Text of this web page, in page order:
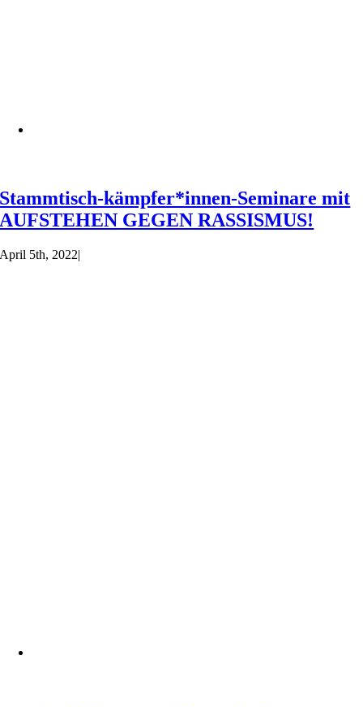
Stammtisch-kämpfer*innen-Seminare mit
AUFSTEHEN GEGEN RASSISMUS!
April 5th, 2022|